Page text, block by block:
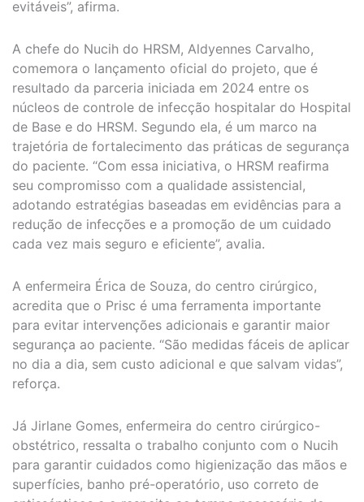
evitáveis”, afirma.
A chefe do Nucih do HRSM, Aldyennes Carvalho,
comemora o lançamento oficial do projeto, que é
resultado da parceria iniciada em 2024 entre os
núcleos de controle de infecção hospitalar do Hospital
de Base e do HRSM. Segundo ela, é um marco na
trajetória de fortalecimento das práticas de segurança
do paciente. “Com essa iniciativa, o HRSM reafirma
seu compromisso com a qualidade assistencial,
adotando estratégias baseadas em evidências para a
redução de infecções e a promoção de um cuidado
cada vez mais seguro e eficiente”, avalia.
A enfermeira Érica de Souza, do centro cirúrgico,
acredita que o Prisc é uma ferramenta importante
para evitar intervenções adicionais e garantir maior
segurança ao paciente. “São medidas fáceis de aplicar
no dia a dia, sem custo adicional e que salvam vidas”,
reforça.
Já Jirlane Gomes, enfermeira do centro cirúrgico-
obstétrico, ressalta o trabalho conjunto com o Nucih
para garantir cuidados como higienização das mãos e
superfícies, banho pré-operatório, uso correto de